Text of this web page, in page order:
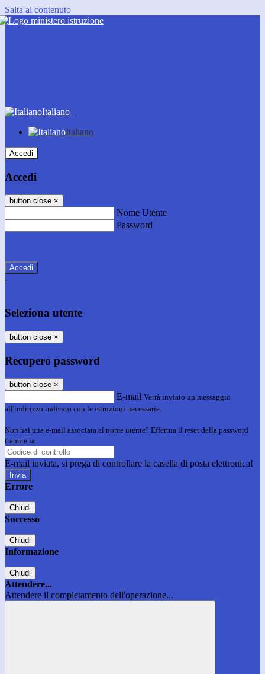
Salta al contenuto
Italiano
Italiano
Accedi
Accedi
button close ×
Nome Utente
Password
-
Seleziona utente
button close ×
Recupero password
button close ×
E-mail Verrà inviato un messaggio
all'indirizzo indicato con le istruzioni necessarie.
Non hai una e-mail associata al nome utente? Effettua il reset della password
tramite la
E-mail inviata, si prega di controllare la casella di posta elettronica!
Errore
Chiudi
Successo
Chiudi
Informazione
Chiudi
Attendere...
Attendere il completamento dell'operazione...